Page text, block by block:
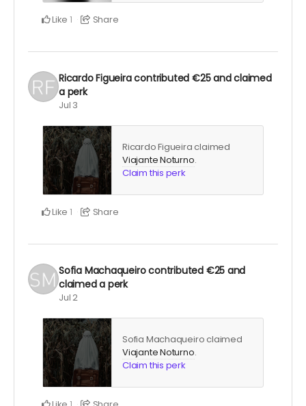
Like 1 Share
Ricardo Figueiracontributed €25and claimed
a perk
Jul 3
Ricardo Figueira claimed
Viajante Noturno.
Claim this perk
Like 1 Share
Sofia Machaqueirocontributed €25 and
claimed a perk
Jul 2
Sofia Machaqueiro claimed
Viajante Noturno.
Claim this perk